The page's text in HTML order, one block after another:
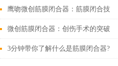
的
鹰吻微创筋膜闭合器：筋膜闭合技
术大突破
微创筋膜闭合器：创伤手术的突破
性进展
3分钟带你了解什么是筋膜闭合器?